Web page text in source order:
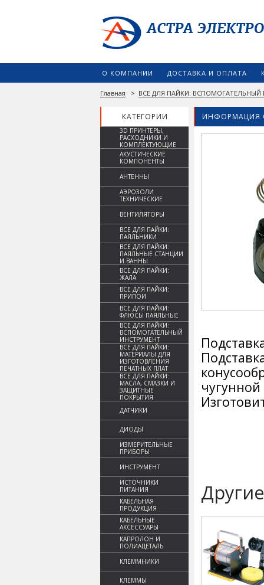
О КОМПАНИИ ДОСТАВКА И ОПЛАТА
Главная > ВСЕ ДЛЯ ПАЙКИ: ВСПОМОГАТЕЛЬНЫЙ
КАТЕГОРИИ ИНФОРМАЦИЯ
3D ПРИНТЕРЫ,
РАСХОДНИКИ И
КОМПЛЕКТУЮЩИЕ
АКУСТИЧЕСКИЕ
КОМПОНЕНТЫ
АНТЕННЫ
АЭРОЗОЛИ
ТЕХНИЧЕСКИЕ
ВЕНТИЛЯТОРЫ
ВСЕ ДЛЯ ПАЙКИ:
ПАЯЛЬНИКИ
ВСЕ ДЛЯ ПАЙКИ:
ПАЯЛЬНЫЕ СТАНЦИИ
И ВАННЫ
ВСЕ ДЛЯ ПАЙКИ:
ЖАЛА
ВСЕ ДЛЯ ПАЙКИ:
ПРИПОИ
ВСЕ ДЛЯ ПАЙКИ:
ФЛЮСЫ ПАЯЛЬНЫЕ
ВСЕ ДЛЯ ПАЙКИ:
ВСПОМОГАТЕЛЬНЫЙ
ИНСТРУМЕНТ
ВСЕ ДЛЯ ПАЙКИ:
МАТЕРИАЛЫ ДЛЯ
ИЗГОТОВЛЕНИЯ
ПЕЧАТНЫХ ПЛАТ
ВСЕ ДЛЯ ПАЙКИ:
МАСЛА, СМАЗКИ И
ЗАЩИТНЫЕ
ПОКРЫТИЯ
ДАТЧИКИ
ДИОДЫ
ИЗМЕРИТЕЛЬНЫЕ
ПРИБОРЫ
ИНСТРУМЕНТ
ИСТОЧНИКИ
ПИТАНИЯ
КАБЕЛЬНАЯ
ПРОДУКЦИЯ
КАБЕЛЬНЫЕ
АКСЕССУАРЫ
КАПРОЛОН И
ПОЛИАЦЕТАЛЬ
КЛЕММНИКИ
КЛЕММЫ